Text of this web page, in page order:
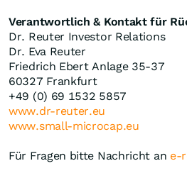
Verantwortlich & Kontakt für
Dr. Reuter Investor Relations
Dr. Eva Reuter
Friedrich Ebert Anlage 35-37
60327 Frankfurt
+49 (0) 69 1532 5857
www.dr-reuter.eu
www.small-microcap.eu
Für Fragen bitte Nachricht an e-